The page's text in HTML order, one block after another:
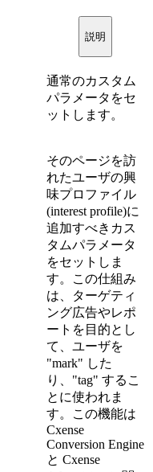
説明
通常のカスタム
パラメータをセ
ットします。
そのページを訪
れたユーザの興
味プロファイル
(interest profile)に
追加すべきカス
タムパラメータ
をセットしま
す。この仕組み
は、ターゲティ
ング広告やレポ
ートを目的とし
て、ユーザを
"mark" した
り、"tag" するこ
とに使われま
す。この機能は
Cxense
Conversion Engine
と Cxense